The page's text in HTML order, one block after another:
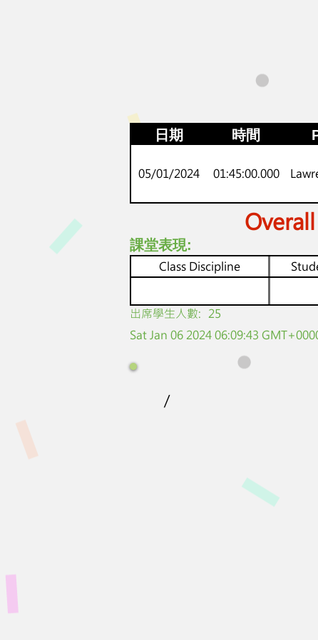
日期 時間
05/01/2024 01:45:00.000
課堂表現:
Class Discipline
​出席學生人數: 25
Sat Jan 06 2024 06:09:43
/